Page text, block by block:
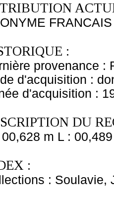
:
provenance :
d'acquisition :
d'acquisition :
DU
00,628 m L :
:
: Soulavie,